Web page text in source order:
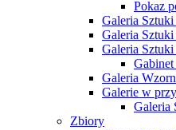
Pokaz
Galeria
Galeria
Galeria
Galeria
Galerie w
Galeria
Zbiory